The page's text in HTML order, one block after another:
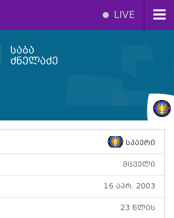
LIVE
საბა
ძნელაძე
სპაერი
მცველი
16 აპრ. 2003
23 წლის